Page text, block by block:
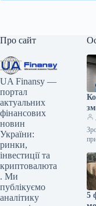
Про сайт
UA Finansy —
портал
актуальних
фінансових
новин
України:
ринки,
інвестиції та
криптовалюта
. Ми
публікуємо
аналітику
5